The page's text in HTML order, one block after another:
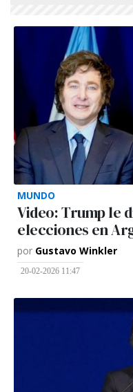
MUNDO
Video: Trump le
elecciones en
por Gustavo Winkler
20-02-2026 11:47